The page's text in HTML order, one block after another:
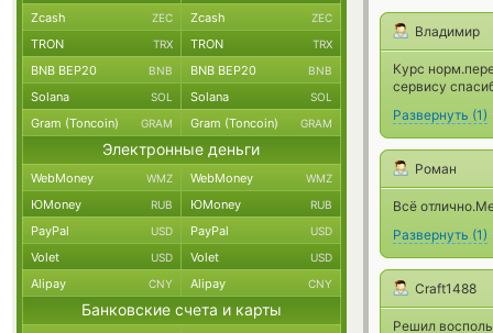
Владимир
Курс
сервису
Развернуть (1)
Роман
Всё
Развернуть (1)
Craft1488
Решил
Zcash ZEC Zcash ZEC
TRON TRX TRON TRX
BNB BEP20 BNB BNB BEP20 BNB
Solana SOL Solana SOL
Gram (Toncoin) GRAM Gram (Toncoin) GRAM
Электронные деньги
WebMoney WMZ WebMoney WMZ
ЮMoney RUB ЮMoney RUB
PayPal USD PayPal USD
Volet USD Volet USD
Alipay CNY Alipay CNY
Банковские счета и карты